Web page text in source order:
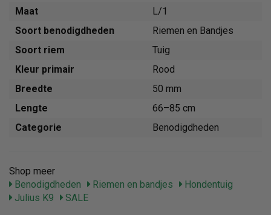
Maat
L/1
Soort benodigdheden
Riemen en Bandjes
Soort riem
Tuig
Kleur primair
Rood
Breedte
50 mm
Lengte
66–85 cm
Categorie
Benodigdheden
Shop meer
Benodigdheden
Riemen en bandjes
Hondentuig
Julius K9
SALE